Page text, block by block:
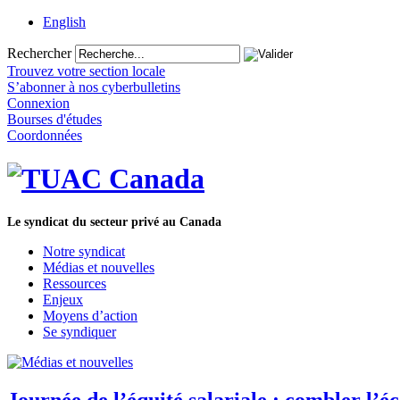
English
Rechercher
Trouvez votre section locale
S’abonner à nos cyberbulletins
Connexion
Bourses d'études
Coordonnées
Le syndicat du secteur privé au Canada
Notre syndicat
Médias et nouvelles
Ressources
Enjeux
Moyens d’action
Se syndiquer